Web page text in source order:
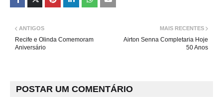
MAIS RECENTES
Airton Senna Completaria Hoje
50 Anos
ANTIGOS
Recife e Olinda Comemoram
Aniversário
POSTAR UM COMENTÁRIO